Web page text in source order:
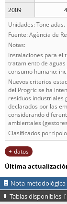
2009
Unidades: Toneladas.
Fuente: Agència de
Notas:
Instalaciones para el
tratamiento de
consumo humano:
Nuevos criterios
del Progric se ha
residuos industriales
declarados por las
considerando
ambientales
Clasificados por
datos
Última
Nota metodológica
Tablas disponibles [